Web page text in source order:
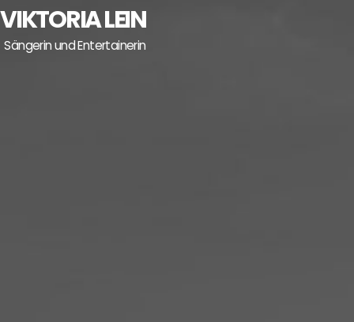
Skip
to
content
VIKTORIA LEIN
Sängerin und Entertainerin